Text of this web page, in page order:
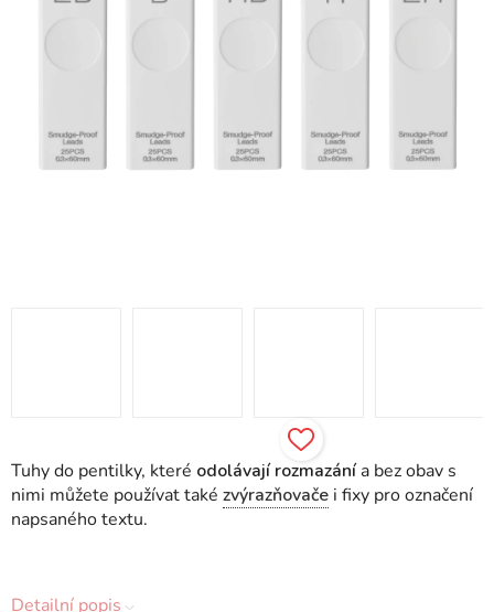
Tuhy do pentilky, které odolávají rozmazánía bez obav s
nimi můžete používat také zvýrazňovače i fixy pro označení
napsaného textu.
Detailní popis